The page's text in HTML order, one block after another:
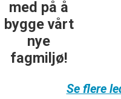
Se flere